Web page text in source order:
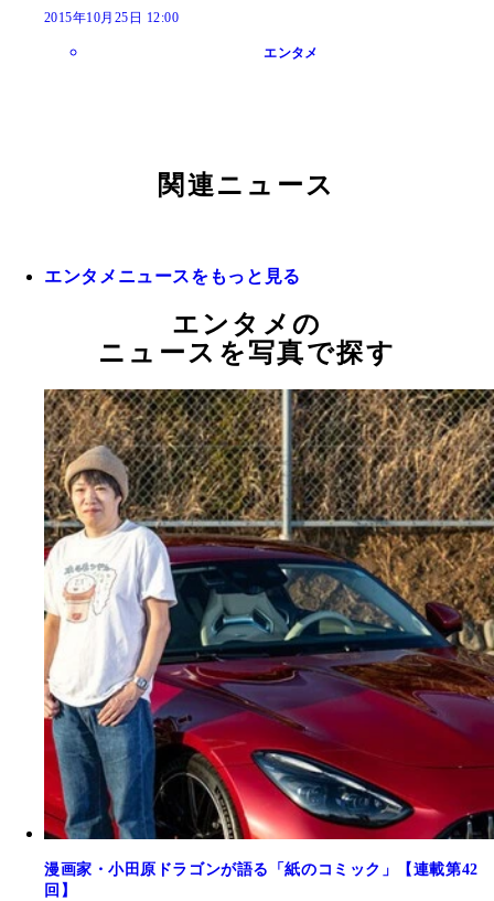
2015年10月25日 12:00
エンタメ
関連ニュース
エンタメニュースをもっと見る
エンタメの
ニュースを写真で探す
漫画家・小田原ドラゴンが語る「紙のコミック」【連載第42
回】